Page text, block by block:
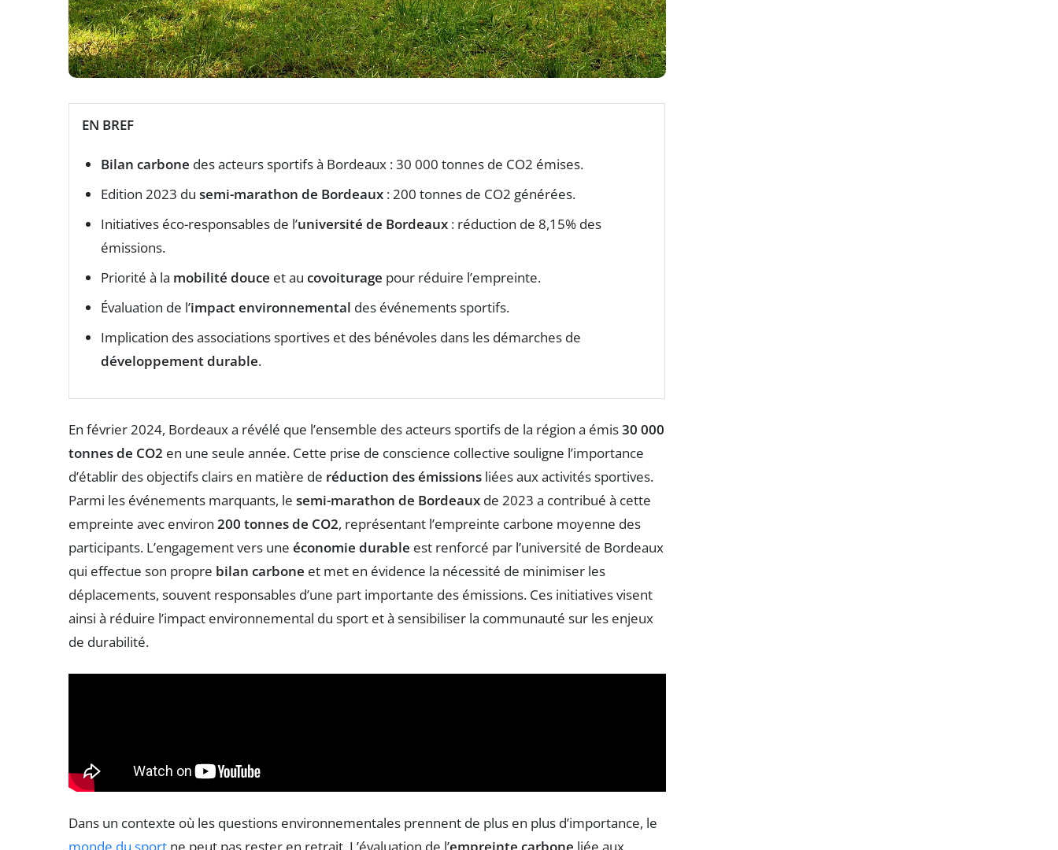
EN BREF
Bilan carbone des acteurs sportifs à Bordeaux : 30 000 tonnes de CO2 émises.
Edition 2023 du semi-marathon de Bordeaux : 200 tonnes de CO2 générées.
Initiatives éco-responsables de l’université de Bordeaux : réduction de 8,15% des
émissions.
Priorité à la mobilité douce et au covoiturage pour réduire l’empreinte.
Évaluation de l’impact environnemental des événements sportifs.
Implication des associations sportives et des bénévoles dans les démarches de
développement durable.
En février 2024, Bordeaux a révélé que l’ensemble des acteurs sportifs de la région a émis30 000
tonnes de CO2 en une seule année. Cette prise de conscience collective souligne l’importance
d’établir des objectifs clairs en matière de réduction des émissions liées aux activités sportives.
Parmi les événements marquants, le semi-marathon de Bordeaux de 2023 a contribué à cette
empreinte avec environ 200 tonnes de CO2, représentant l’empreinte carbone moyenne des
participants. L’engagement vers une économie durable est renforcé par l’université de Bordeaux
qui effectue son propre bilan carbone et met en évidence la nécessité de minimiser les
déplacements, souvent responsables d’une part importante des émissions. Ces initiatives visent
ainsi à réduire l’impact environnemental du sport et à sensibiliser la communauté sur les enjeux
de durabilité.
Dans un contexte où les questions environnementales prennent de plus en plus d’importance, le